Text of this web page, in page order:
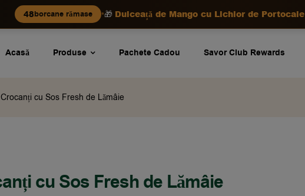
48borcane rămase •🎁 Dulceață de Mango cu Lichior de Portocale
Acasă Produse Pachete Cadou Savor Club Rewards
cu Sos Fresh de Lămâie
cu Sos Fresh de Lămâie